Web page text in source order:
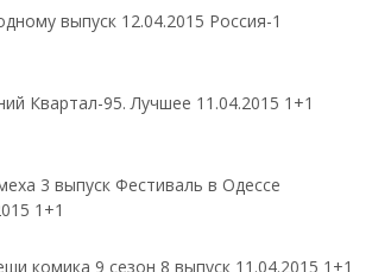
выпуск 12.04.2015 Россия-1
Квартал-95. Лучшее 11.04.2015 1+1
3 выпуск Фестиваль в Одессе
1+1
комика 9 сезон 8 выпуск 11.04.2015 1+1